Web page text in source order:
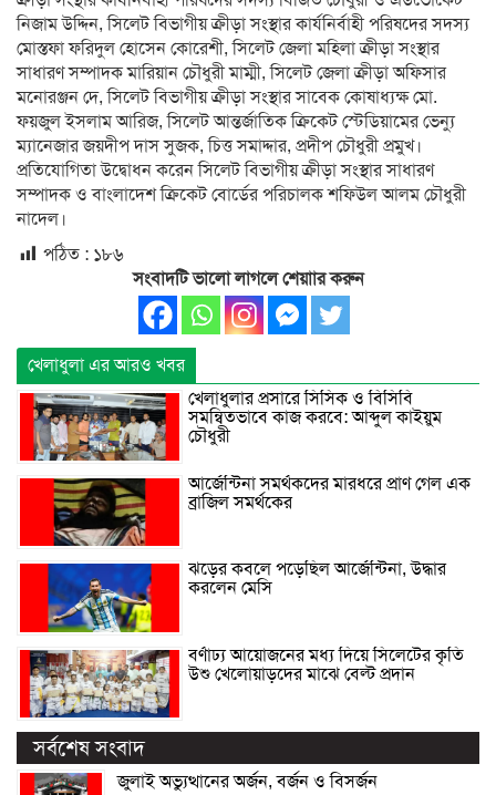
নিজাম উদ্দিন, সিলেট বিভাগীয় ক্রীড়া সংস্থার কার্যনির্বাহী পরিষদের সদস্য
মোস্তফা ফরিদুল হোসেন কোরেশী, সিলেট জেলা মহিলা ক্রীড়া সংস্থার
সাধারণ সম্পাদক মারিয়ান চৌধুরী মাম্মী, সিলেট জেলা ক্রীড়া অফিসার
মনোরঞ্জন দে, সিলেট বিভাগীয় ক্রীড়া সংস্থার সাবেক কোষাধ্যক্ষ মো.
ফয়জুল ইসলাম আরিজ, সিলেট আন্তর্জাতিক ক্রিকেট স্টেডিয়ামের ভেন্যু
ম্যানেজার জয়দীপ দাস সুজক, চিত্ত সমাদ্দার, প্রদীপ চৌধুরী প্রমুখ।
প্রতিযোগিতা উদ্বোধন করেন সিলেট বিভাগীয় ক্রীড়া সংস্থার সাধারণ
সম্পাদক ও বাংলাদেশ ক্রিকেট বোর্ডের পরিচালক শফিউল আলম চৌধুরী
নাদেল।
পঠিত : ১৮৬
সংবাদটি ভালো লাগলে শেয়াার করুন
খেলাধুলা এর আরও খবর
খেলাধুলার প্রসারে সিসিক ও বিসিবি
সমন্বিতভাবে কাজ করবে: আব্দুল কাইয়ুম
চৌধুরী
আর্জেন্টিনা সমর্থকদের মারধরে প্রাণ গেল এক
ব্রাজিল সমর্থকের
ঝড়ের কবলে পড়েছিল আর্জেন্টিনা, উদ্ধার
করলেন মেসি
বর্ণাঢ্য আয়োজনের মধ্য দিয়ে সিলেটের কৃতি
উশু খেলোয়াড়দের মাঝে বেল্ট প্রদান
সর্বশেষ সংবাদ
জুলাই অভ্যুত্থানের অর্জন, বর্জন ও বিসর্জন